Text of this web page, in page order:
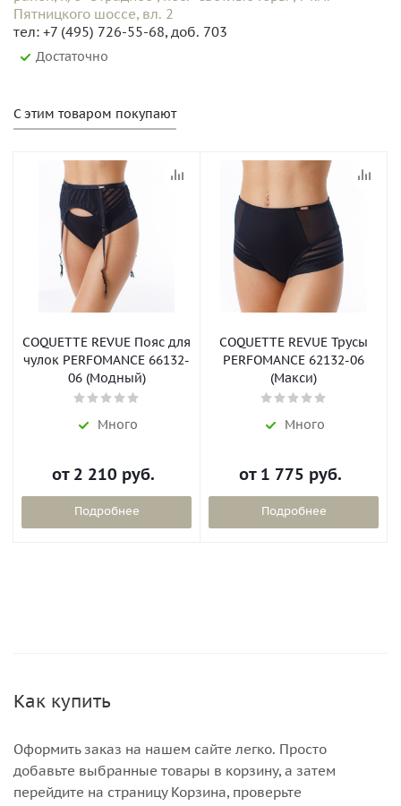
Пятницкого шоссе, вл. 2
тел: +7 (495) 726-55-68, доб. 703
Достаточно
С этим товаром покупают
COQUETTE REVUE Пояс для
чулок PERFOMANCE 66132-
06 (Модный)
Много
от 2 210 руб.
Подробнее
COQUETTE REVUE Трусы
PERFOMANCE 62132-06
(Макси)
Много
от 1 775 руб.
Подробнее
Как купить
Оформить заказ на нашем сайте легко. Просто
добавьте выбранные товары в корзину, а затем
перейдите на страницу Корзина, проверьте